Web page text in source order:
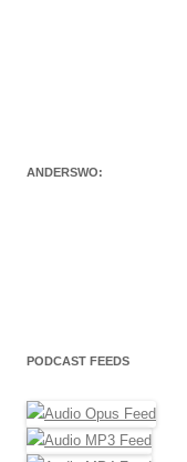
ANDERSWO:
PODCAST FEEDS